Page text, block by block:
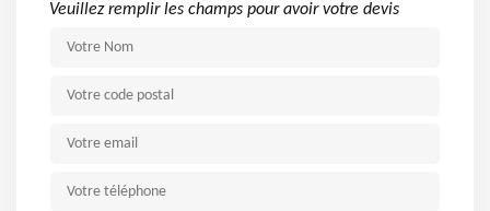
Veuillez remplir les champs pour avoir votre devis